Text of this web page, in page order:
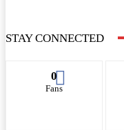
STAY CONNECTED
0
Fans